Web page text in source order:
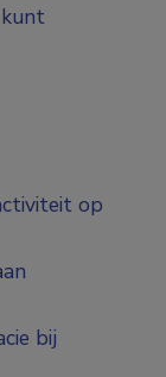
op
bij